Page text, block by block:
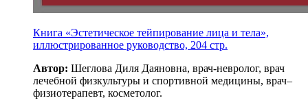
Книга «Эстетическое тейпирование лица и тела»,
иллюстрированное руководство, 204 стр.
Автор: Шеглова Диля Даяновна, врач-невролог, врач
лечебной физкультуры и спортивной медицины, врач–
физиотерапевт, косметолог.